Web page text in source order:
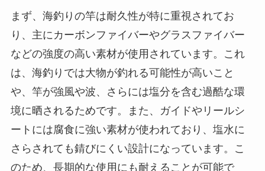
まず、海釣りの竿は耐久性が特に重視されてお
り、主にカーボンファイバーやグラスファイバー
などの強度の高い素材が使用されています。これ
は、海釣りでは大物が釣れる可能性が高いこと
や、竿が強風や波、さらには塩分を含む過酷な環
境に晒されるためです。また、ガイドやリールシ
ートには腐食に強い素材が使われており、塩水に
さらされても錆びにくい設計になっています。こ
のため、長期的な使用にも耐えることが可能で